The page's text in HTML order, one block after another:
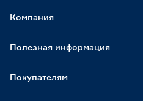
Компания
Полезная информация
Покупателям